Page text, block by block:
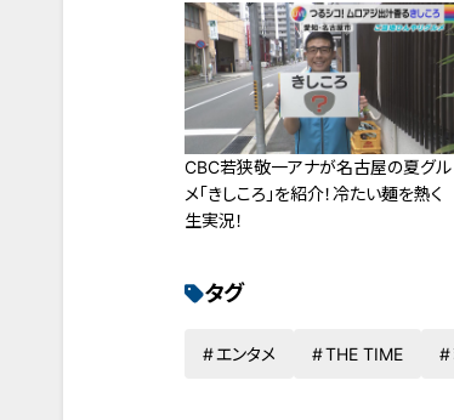
CBC若狭敬一アナが名古屋の夏グル
メ「きしころ」を紹介！冷たい麺を熱く
生実況！
タグ
エンタメ THE TIME